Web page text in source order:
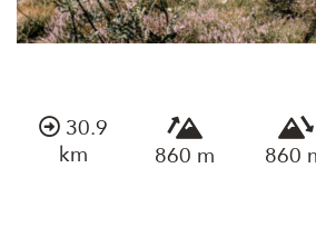
30.9
km
860 m 860